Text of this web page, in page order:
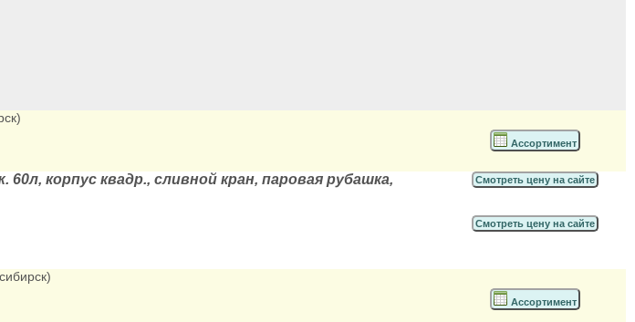
Ассортимент
корпус квадр., сливной кран, паровая рубашка,
Смотреть цену на сайте
Смотреть цену на сайте
Ассортимент